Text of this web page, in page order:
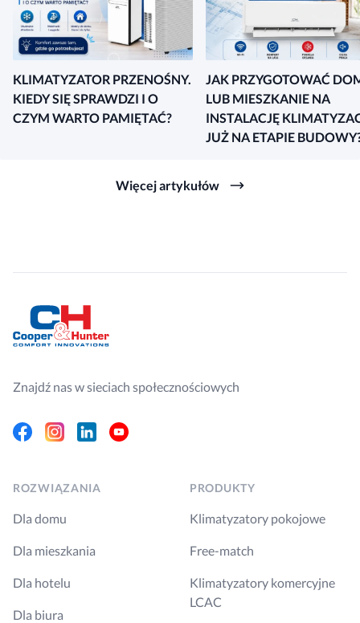
KLIMATYZATOR PRZENOŚNY.
KIEDY SIĘ SPRAWDZI I O
CZYM WARTO PAMIĘTAĆ?
JAK PRZYGOTOWAĆ
LUB MIESZKANIE NA
INSTALACJĘ
JUŻ NA ETAPIE
Więcej artykułów
Znajdź nas w sieciach społecznościowych
FacebookInstagramLinkedinYoutube
ROZWIĄZANIA
Dla domu
Dla mieszkania
Dla hotelu
Dla biura
PRODUKTY
Klimatyzatory pokojowe
Free-match
Klimatyzatory komercyjne
LCAC